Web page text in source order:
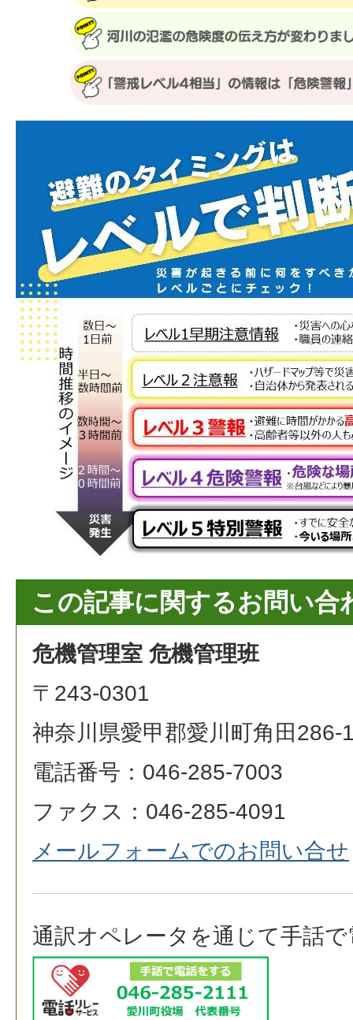
この記事に関するお問い合
危機管理室 危機管理班
〒243-0301
神奈川県愛甲郡愛川町角田286-
電話番号：046-285-7003
ファクス：046-285-4091
メールフォームでのお問い合せ
通訳オペレータを通じて手話